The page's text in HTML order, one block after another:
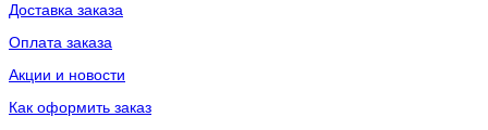
Доставка заказа
Оплата заказа
Акции и новости
Как оформить заказ